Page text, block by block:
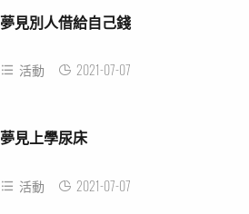
夢見別人借給自己錢
活動 2021-07-07
夢見上學尿床
活動 2021-07-07